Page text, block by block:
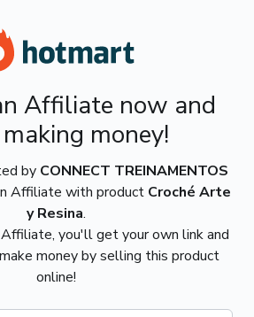
Affiliate now and
money!
by CONNECT TREINAMENTOS
Affiliate with product Croché Arte
y Resina.
you'll get your own link and
money by selling this product
online!